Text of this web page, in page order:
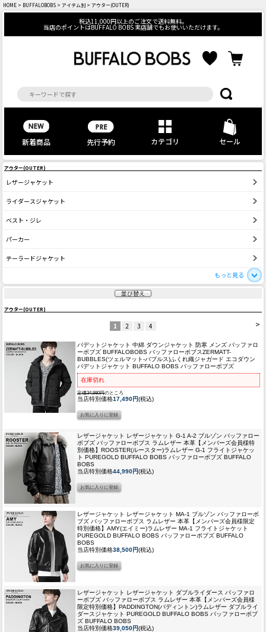
HOME > BUFFALOBOBS > アイテム別 > アウター(OUTER)
税込11,000円以上のご注文で送料無料。
当店のポイントはBUFFALO BOBS 実店舗でもお使いいただけます。
新着商品 先行予約 カテゴリ セール
アウター(OUTER)
レザージャケット
ライダースジャケット
ベスト・ジレ
パーカー
テーラードジャケット
もっと見る
並び替え
アウター(OUTER)
>
1 2 3 4
パデットジャケット 中綿 ダウンジャケット 防寒 メンズ バッファロ
ーボブズ BUFFALOBOBS バッファローボブスZERMATT-
BUBBLES(ツェルマット-バブルス)ふくれ織ジャガード エコダウン
パデットジャケット BUFFALO BOBS バッファローボブズ
在庫切れ
定価34,980円のところ
当店特別価格17,490円(税込)
レザージャケット レザージャケット G-1 A-2 ブルゾン バッファロー
ボブズ バッファローボブス ラムレザー 本革 【メンバーズ会員様特
別価格】ROOSTER(ルースター)ラムレザー G-1 フライトジャケッ
ト PUREGOLD BUFFALO BOBS バッファローボブズ BUFFALO
BOBS
当店特別価格44,990円(税込)
レザージャケット レザージャケット MA-1 ブルゾン バッファローボ
ブズ バッファローボブス ラムレザー 本革 【メンバーズ会員様限定
特別価格】AMY(エイミー)ラムレザー MA-1 フライトジャケット
PUREGOLD BUFFALO BOBS バッファローボブズ BUFFALO
BOBS
当店特別価格38,500円(税込)
レザージャケット レザージャケット ダブルライダース バッファロ
ーボブズ バッファローボブス ラムレザー 本革 【メンバーズ会員様
限定特別価格】PADDINGTON(パディントン)ラムレザー ダブルライ
ダースジャケット PUREGOLD BUFFALO BOBS バッファローボブ
ズ BUFFALO BOBS
当店特別価格39,050円(税込)